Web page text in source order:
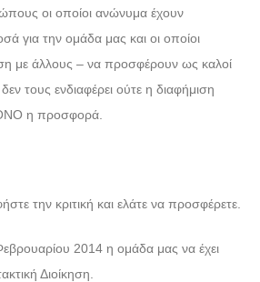
οι οποίοι ανώνυμα έχουν
για την ομάδα μας και οι οποίοι
με άλλους – να προσφέρουν ως καλοί
τους ενδιαφέρει ούτε η διαφήμιση
η προσφορά.
την κριτική και ελάτε να προσφέρετε.
2014 η ομάδα μας να έχει
Διοίκηση.